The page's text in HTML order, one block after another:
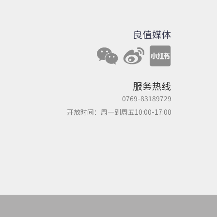
良值媒体
服务热线
0769-83189729
开放时间：周一到周五10:00-17:00